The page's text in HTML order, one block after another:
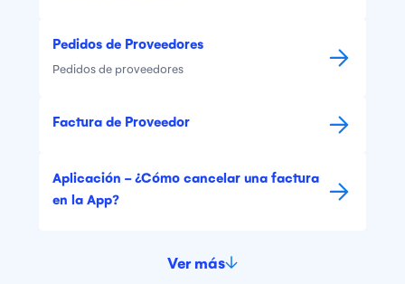
Pedidos de Proveedores
Pedidos de proveedores
Factura de Proveedor
Aplicación - ¿Cómo cancelar una factura
en la App?
Ver más